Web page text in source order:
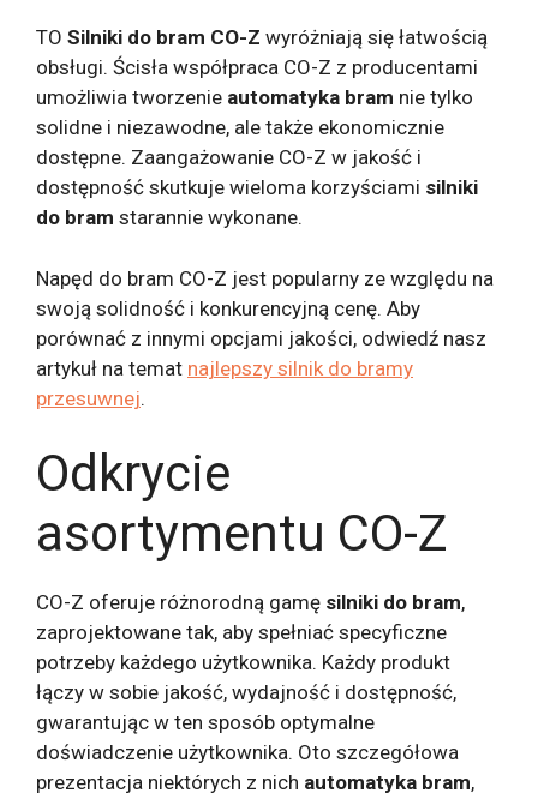
TO Silniki do bram CO-Z wyróżniają się łatwością
obsługi. Ścisła współpraca CO-Z z producentami
umożliwia tworzenie automatyka bram nie tylko
solidne i niezawodne, ale także ekonomicznie
dostępne. Zaangażowanie CO-Z w jakość i
dostępność skutkuje wieloma korzyściami silniki
do bram starannie wykonane.
Napęd do bram CO-Z jest popularny ze względu na
swoją solidność i konkurencyjną cenę. Aby
porównać z innymi opcjami jakości, odwiedź nasz
artykuł na temat najlepszy silnik do bramy
przesuwnej.
Odkrycie
asortymentu CO-Z
CO-Z oferuje różnorodną gamę silniki do bram,
zaprojektowane tak, aby spełniać specyficzne
potrzeby każdego użytkownika. Każdy produkt
łączy w sobie jakość, wydajność i dostępność,
gwarantując w ten sposób optymalne
doświadczenie użytkownika. Oto szczegółowa
prezentacja niektórych z nich automatyka bram,